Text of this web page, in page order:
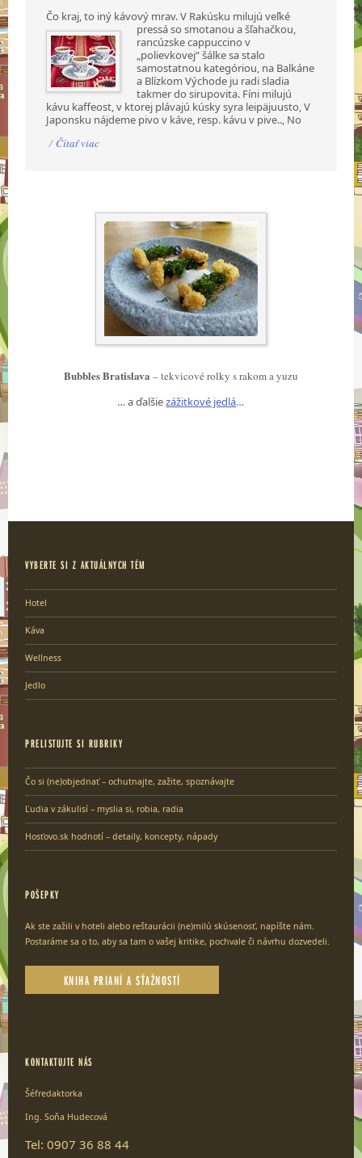
Čo kraj, to iný kávový mrav. V Rakúsku milujú veľké
pressá so smotanou a šľahačkou,
rancúzske cappuccino v
„polievkovej“ šálke sa stalo
samostatnou kategóriou, na Balkáne
a Blízkom Východe ju radi sladia
takmer do sirupovita. Fíni milujú
kávu kaffeost, v ktorej plávajú kúsky syra leipäjuusto, V
Japonsku nájdeme pivo v káve, resp. kávu v pive.., No
/ Čítať viac
Bubbles Bratislava – tekvicové rolky s rakom a yuzu
… a ďalšiezážitkové jedlá…
VYBERTE SI Z AKTUÁLNYCH TÉM
Hotel
Káva
Wellness
Jedlo
PRELISTUJTE SI RUBRIKY
Čo si (ne)objednať – ochutnajte, zažite, spoznávajte
Ľudia v zákulisí – myslia si, robia, radia
Hosťovo.sk hodnotí – detaily, koncepty, nápady
POŠEPKY
Ak ste zažili v hoteli alebo reštaurácii (ne)milú skúsenosť, napíšte nám.
Postaráme sa o to, aby sa tam o vašej kritike, pochvale či návrhu dozvedeli.
KNIHA PRIANÍ A SŤAŽNOSTÍ
KONTAKTUJTE NÁS
Šéfredaktorka
Ing. Soňa Hudecová
Tel: 0907 36 88 44